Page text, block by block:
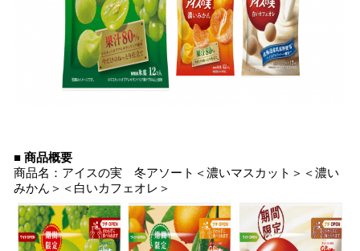
■ 商品概要
商品名：アイスの実 冬アソート＜濃いマスカット＞＜濃い
みかん＞＜白いカフェオレ＞